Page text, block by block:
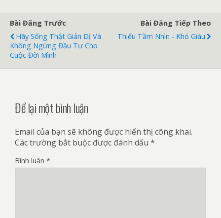
Bài Đăng Trước
Hãy Sống Thật Giản Dị Và
Không Ngừng Đầu Tư Cho
Cuộc Đời Mình
Bài Đăng Tiếp Theo
Thiếu Tầm Nhìn - Khó Giàu
Để lại một bình luận
Email của bạn sẽ không được hiển thị công khai.
Các trường bắt buộc được đánh dấu *
Bình luận *